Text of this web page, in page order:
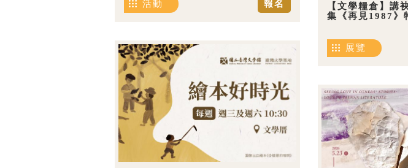
報名
活動
【文學糧倉】講
集《再見1987》
展覽